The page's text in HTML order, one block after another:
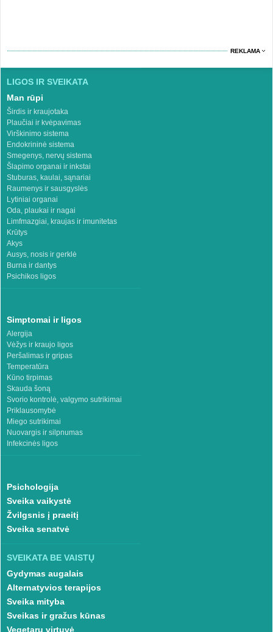
REKLAMA
LIGOS IR SVEIKATA
Man rūpi
Širdis ir kraujotaka
Plaučiai ir kvėpavimas
Virškinimo sistema
Endokrininė sistema
Smegenys, nervų sistema
Šlapimo organai ir inkstai
Stuburas, kaulai, sąnariai
Raumenys ir sausgyslės
Lytiniai organai
Oda, plaukai ir nagai
Limfmazgiai, kraujas ir imunitetas
Krūtys
Akys
Ausys, nosis ir gerklė
Burna ir dantys
Psichikos ligos
Simptomai ir ligos
Alergija
Vėžys ir kraujo ligos
Peršalimas ir gripas
Temperatūra
Kūno tirpimas
Skauda šoną
Svorio kontrolė, valgymo sutrikimai
Priklausomybė
Miego sutrikimai
Nuovargis ir silpnumas
Infekcinės ligos
Psichologija
Sveika vaikystė
Žvilgsnis į praeitį
Sveika senatvė
SVEIKATA BE VAISTŲ
Gydymas augalais
Alternatyvios terapijos
Sveika mityba
Sveikas ir gražus kūnas
Vegetarų virtuvė